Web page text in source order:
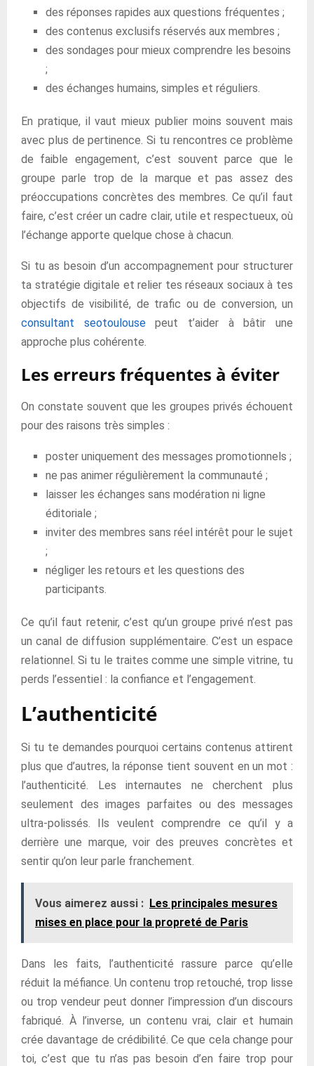
des réponses rapides aux questions fréquentes ;
des contenus exclusifs réservés aux membres ;
des sondages pour mieux comprendre les besoins
;
des échanges humains, simples et réguliers.
En pratique, il vaut mieux publier moins souvent mais
avec plus de pertinence. Si tu rencontres ce problème
de faible engagement, c’est souvent parce que le
groupe parle trop de la marque et pas assez des
préoccupations concrètes des membres. Ce qu’il faut
faire, c’est créer un cadre clair, utile et respectueux, où
l’échange apporte quelque chose à chacun.
Si tu as besoin d’un accompagnement pour structurer
ta stratégie digitale et relier tes réseaux sociaux à tes
objectifs de visibilité, de trafic ou de conversion, un
consultant seotoulousepeut t’aider à bâtir une
approche plus cohérente.
Les erreurs fréquentes à éviter
On constate souvent que les groupes privés échouent
pour des raisons très simples :
poster uniquement des messages promotionnels ;
ne pas animer régulièrement la communauté ;
laisser les échanges sans modération ni ligne
éditoriale ;
inviter des membres sans réel intérêt pour le sujet
;
négliger les retours et les questions des
participants.
Ce qu’il faut retenir, c’est qu’un groupe privé n’est pas
un canal de diffusion supplémentaire. C’est un espace
relationnel. Si tu le traites comme une simple vitrine, tu
perds l’essentiel : la confiance et l’engagement.
L’authenticité
Si tu te demandes pourquoi certains contenus attirent
plus que d’autres, la réponse tient souvent en un mot :
l’authenticité. Les internautes ne cherchent plus
seulement des images parfaites ou des messages
ultra-polissés. Ils veulent comprendre ce qu’il y a
derrière une marque, voir des preuves concrètes et
sentir qu’on leur parle franchement.
Vous aimerez aussi : Les principales mesures
mises en place pour la propreté de Paris
Dans les faits, l’authenticité rassure parce qu’elle
réduit la méfiance. Un contenu trop retouché, trop lisse
ou trop vendeur peut donner l’impression d’un discours
fabriqué. À l’inverse, un contenu vrai, clair et humain
crée davantage de crédibilité. Ce que cela change pour
toi, c’est que tu n’as pas besoin d’en faire trop pour